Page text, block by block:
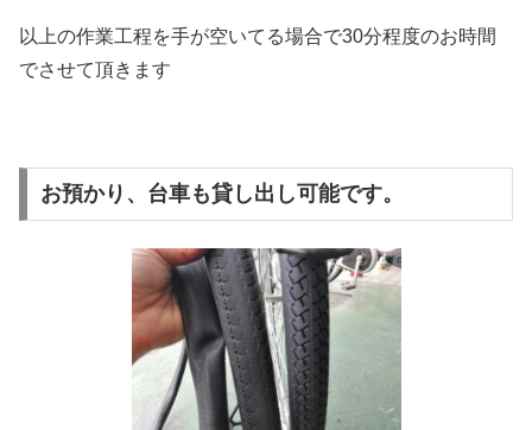
以上の作業工程を手が空いてる場合で30分程度のお時間
でさせて頂きます
お預かり、台車も貸し出し可能です。